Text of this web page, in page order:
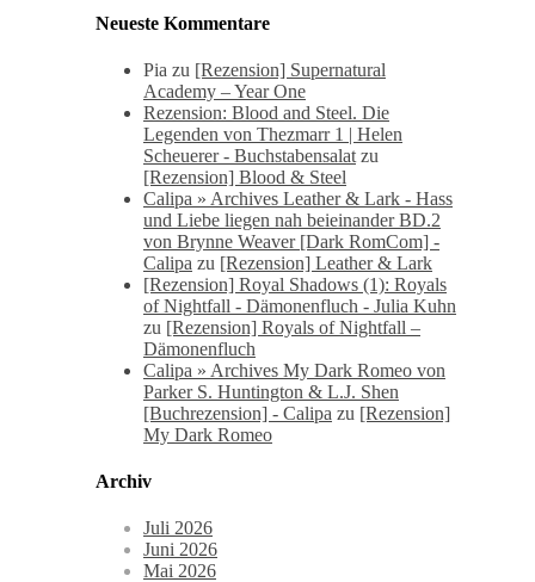
Neueste Kommentare
Pia zu [Rezension] Supernatural
Academy – Year One
Rezension: Blood and Steel. Die
Legenden von Thezmarr 1 | Helen
Scheuerer - Buchstabensalat zu
[Rezension] Blood & Steel
Calipa » Archives Leather & Lark - Hass
und Liebe liegen nah beieinander BD.2
von Brynne Weaver [Dark RomCom] -
Calipa zu [Rezension] Leather & Lark
[Rezension] Royal Shadows (1): Royals
of Nightfall - Dämonenfluch - Julia Kuhn
zu [Rezension] Royals of Nightfall –
Dämonenfluch
Calipa » Archives My Dark Romeo von
Parker S. Huntington & L.J. Shen
[Buchrezension] - Calipa zu [Rezension]
My Dark Romeo
Archiv
Juli 2026
Juni 2026
Mai 2026